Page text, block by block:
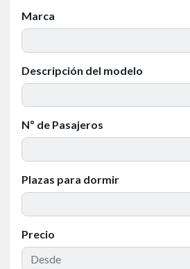
Marca
Descripción del modelo
Nº de Pasajeros
Plazas para dormir
Precio